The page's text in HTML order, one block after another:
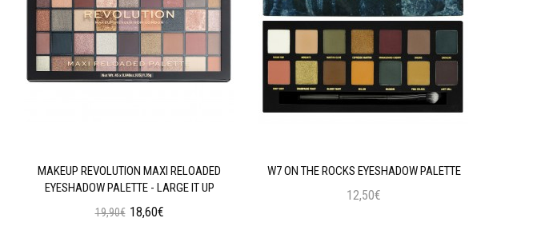
MAKEUP REVOLUTION MAXI RELOADED
EYESHADOW PALETTE - LARGE IT UP
19,90€ 18,60€
W7 ON THE ROCKS EYESHADOW PALETTE
12,50€